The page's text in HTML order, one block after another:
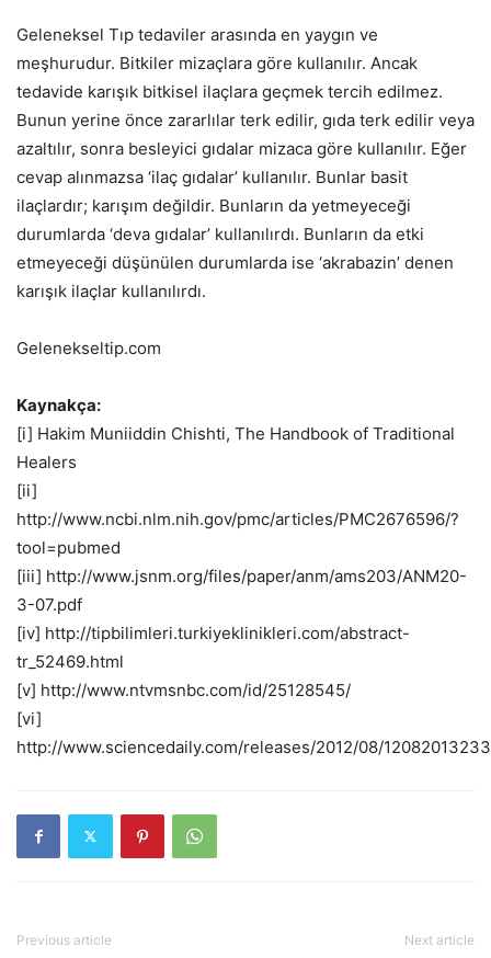
Geleneksel Tıp tedaviler arasında en yaygın ve
meşhurudur. Bitkiler mizaçlara göre kullanılır. Ancak
tedavide karışık bitkisel ilaçlara geçmek tercih edilmez.
Bunun yerine önce zararlılar terk edilir, gıda terk edilir veya
azaltılır, sonra besleyici gıdalar mizaca göre kullanılır. Eğer
cevap alınmazsa ‘ilaç gıdalar’ kullanılır. Bunlar basit
ilaçlardır; karışım değildir. Bunların da yetmeyeceği
durumlarda ‘deva gıdalar’ kullanılırdı. Bunların da etki
etmeyeceği düşünülen durumlarda ise ‘akrabazin’ denen
karışık ilaçlar kullanılırdı.
Gelenekseltip.com
Kaynakça:
[i] Hakim Muniiddin Chishti, The Handbook of Traditional
Healers
[ii]
http://www.ncbi.nlm.nih.gov/pmc/articles/PMC2676596/?
tool=pubmed
[iii] http://www.jsnm.org/files/paper/anm/ams203/ANM20-
3-07.pdf
[iv] http://tipbilimleri.turkiyeklinikleri.com/abstract-
tr_52469.html
[v] http://www.ntvmsnbc.com/id/25128545/
[vi]
http://www.sciencedaily.com/releases/2012/08/
Previous article Next article